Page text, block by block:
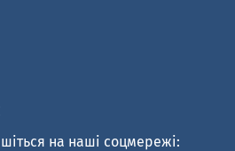
на наші соцмережі: